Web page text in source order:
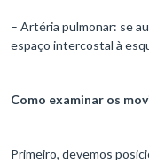
– Artéria pulmonar: se
espaço intercostal à
Como examinar os
Primeiro, devemos